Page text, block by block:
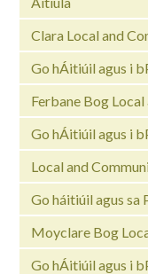
Clara Local and
Go hÁitiúil agus i
Ferbane Bog
Go hÁitiúil agus i
Local and
Go háitiúil agus sa
Moyclare Bog
Go hÁitiúil agus i